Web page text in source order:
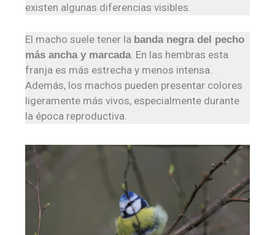
existen algunas diferencias visibles.
El macho suele tener la banda negra del pecho
más ancha y marcada. En las hembras esta
franja es más estrecha y menos intensa.
Además, los machos pueden presentar colores
ligeramente más vivos, especialmente durante
la época reproductiva.